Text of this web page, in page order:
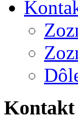
Kontakt